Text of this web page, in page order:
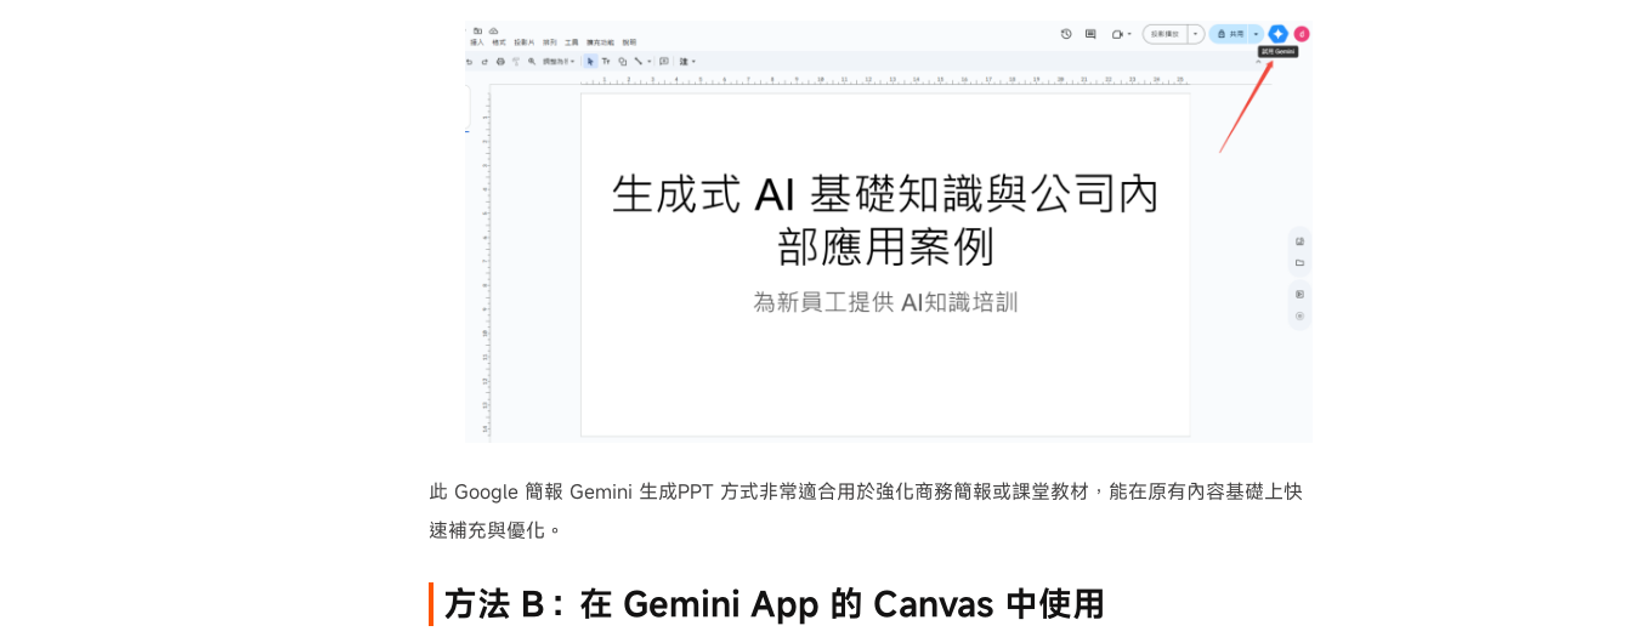
此 Google 簡報 Gemini 生成PPT 方式非常適合用於強化商務簡報或課堂教材，能在原有內容基礎上快
速補充與優化。
方法 B：在 Gemini App 的 Canvas 中使用